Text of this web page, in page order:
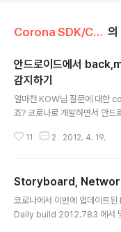
Corona SDK/Corona Doc 의
안드로이드에서
감지하기
얼마전 KOW님 질문에 대한
죠? 코로나로 개발하면서 안드
eyName API를 보라는 거였
진 navigation key 의 이름을
의 state (up,down)에 대한
세요. Note : home 하고
11 2 2012. 4. 19.
Storyboard, Network
코로나에서 이번에 업데이트
Daily build 2012.783 에서